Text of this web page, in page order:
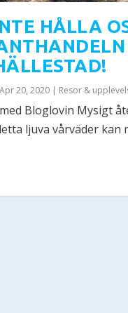
HÅLLA
Apr 20, 2020| Resor &
Bloglovin Mysigt
ljuva vårväder kan